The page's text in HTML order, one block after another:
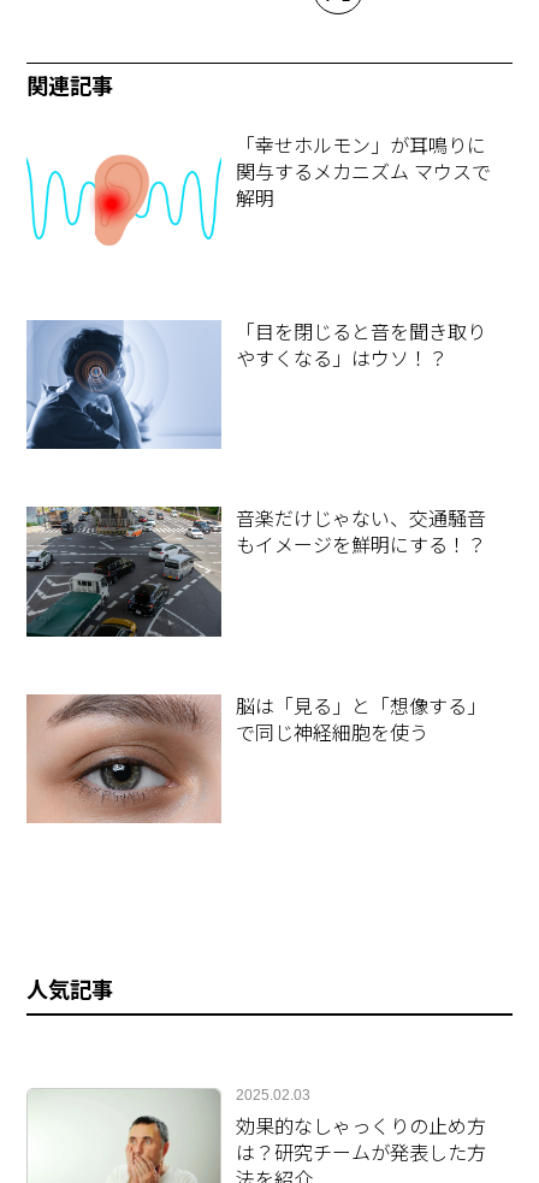
関連記事
「幸せホルモン」が耳鳴りに
関与するメカニズム マウスで
解明
「目を閉じると音を聞き取り
やすくなる」はウソ！？
音楽だけじゃない、交通騒音
もイメージを鮮明にする！？
脳は「見る」と「想像する」
で同じ神経細胞を使う
人気記事
2025.02.03
効果的なしゃっくりの止め方
は？研究チームが発表した方